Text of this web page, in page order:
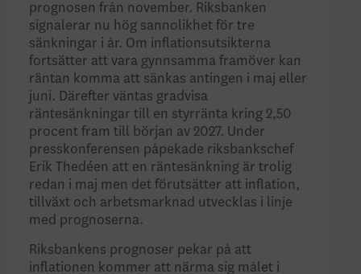
prognosen från november. Riksbanken
signalerar nu hög sannolikhet för tre
sänkningar i år. Om inflationsutsikterna
fortsätter att vara gynnsamma framöver kan
räntan komma att sänkas antingen i maj eller
juni. Därefter väntas gradvisa
räntesänkningar till en styrränta kring 2,50
procent fram till början av 2027. Under
presskonferensen påpekade riksbankschef
Erik Thedéen att en räntesänkning är trolig
redan i maj men det förutsätter att inflation,
tillväxt och arbetsmarknad utvecklas i linje
med prognoserna.
Riksbankens prognoser pekar på att
inflationen kommer att närma sig målet i